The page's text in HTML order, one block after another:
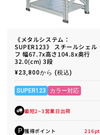
《メタルシステム：
SUPER123》 スチールシェル
フ 幅67.7x高さ104.8x奥行
32.0(cm) 3段
通
価
格
¥23,800から (税込)
SUPER123 カラー対応
最短2~3営業日出荷
P 獲得ポイント 216pt